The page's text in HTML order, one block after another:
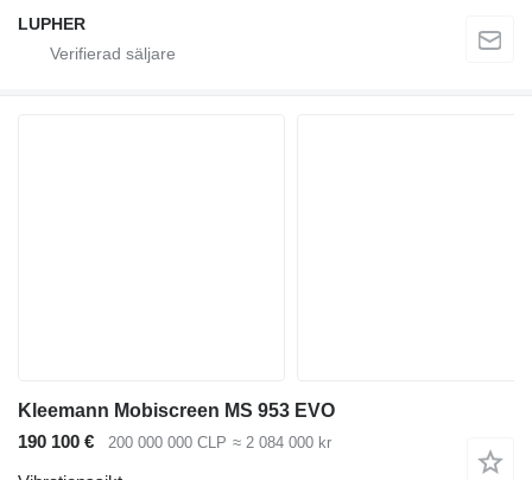
LUPHER
Kleemann Mobiscreen MS 953 EVO
190 100 €
200 000 000 CLP ≈ 2 084 000 kr